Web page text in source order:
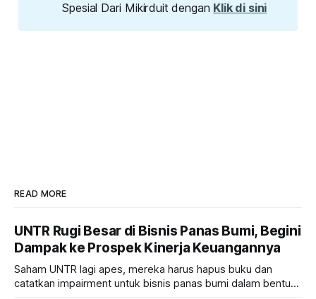
Spesial Dari Mikirduit dengan Klik di sini
READ MORE
UNTR Rugi Besar di Bisnis Panas Bumi, Begini
Dampak ke Prospek Kinerja Keuangannya
Saham UNTR lagi apes, mereka harus hapus buku dan
catatkan impairment untuk bisnis panas bumi dalam bentuk